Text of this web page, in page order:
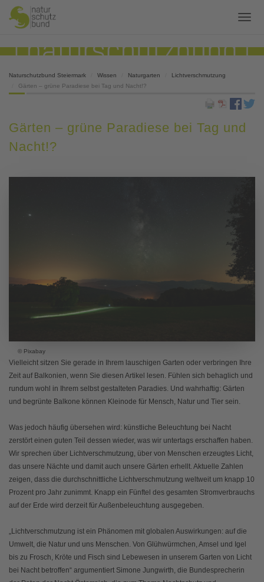
Naturschutzbund Steiermark Wissen Naturgarten
Lichtverschmutzung
Gärten – grüne Paradiese bei Tag und Nacht!?
Gärten – grüne Paradiese bei Tag und
Nacht!?
© Pixabay
Vielleicht sitzen Sie gerade in Ihrem lauschigen Garten oder verbringen Ihre
Zeit auf Balkonien, wenn Sie diesen Artikel lesen. Fühlen sich behaglich und
rundum wohl in Ihrem selbst gestalteten Paradies. Und wahrhaftig: Gärten
und begrünte Balkone können Kleinode für Mensch, Natur und Tier sein.
Was jedoch häufig übersehen wird: künstliche Beleuchtung bei Nacht
zerstört einen guten Teil dessen wieder, was wir untertags erschaffen haben.
Wir sprechen über Lichtverschmutzung, über von Menschen erzeugtes Licht,
das unsere Nächte und damit auch unsere Gärten erhellt. Aktuelle Zahlen
zeigen, dass die durchschnittliche Lichtverschmutzung weltweit um knapp 10
Prozent pro Jahr zunimmt. Knapp ein Fünftel des gesamten Stromverbrauchs
auf der Erde wird derzeit für Außenbeleuchtung ausgegeben.
„Lichtverschmutzung ist ein Phänomen mit globalen Auswirkungen: auf die
Umwelt, die Natur und uns Menschen. Von Glühwürmchen, Amsel und Igel
bis zu Frosch, Kröte und Fisch sind Lebewesen in unserem Garten von Licht
bei Nacht betroffen“ argumentiert Simone Jungwirth, die Bundesprecherin